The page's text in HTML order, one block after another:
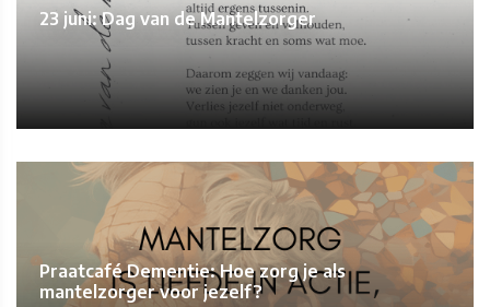
23 juni: Dag van de Mantelzorger
Praatcafé Dementie: Hoe zorg je als
mantelzorger voor jezelf?